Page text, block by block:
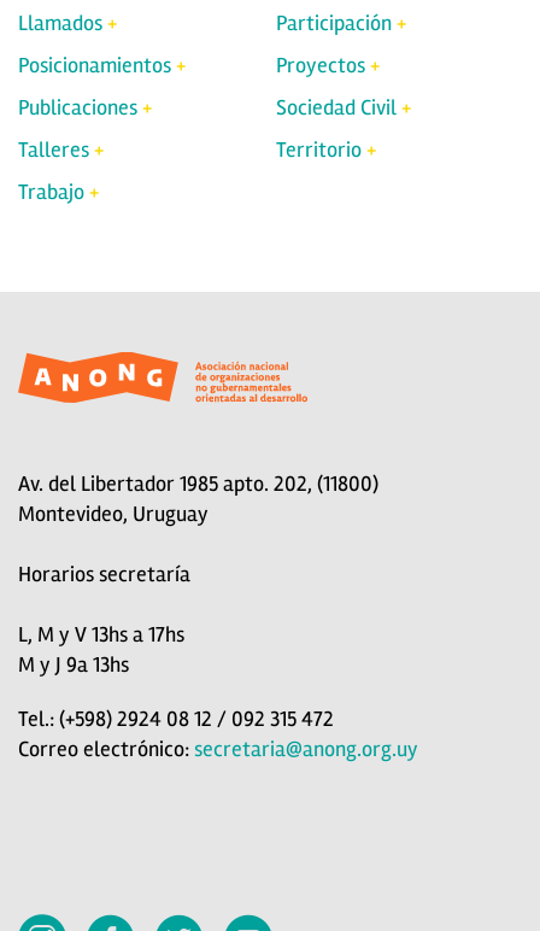
Llamados
Participación
Posicionamientos
Proyectos
Publicaciones
Sociedad Civil
Talleres
Territorio
Trabajo
Av. del Libertador 1985 apto. 202, (11800)
Montevideo, Uruguay
Horarios secretaría
L, M y V 13hs a 17hs
M y J 9a 13hs
Tel.: (+598) 2924 08 12 / 092 315 472
Correo electrónico:secretaria@anong.org.uy